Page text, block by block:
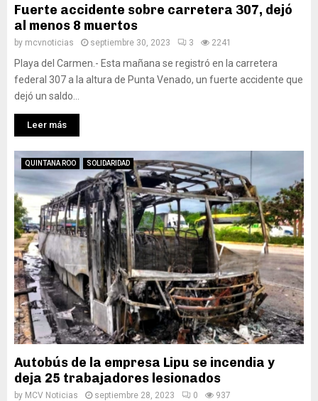
Fuerte accidente sobre carretera 307, dejó
al menos 8 muertos
by mcvnoticias septiembre 30, 2023 3 2241
Playa del Carmen.- Esta mañana se registró en la carretera
federal 307 a la altura de Punta Venado, un fuerte accidente que
dejó un saldo...
Leer más
QUINTANA ROO SOLIDARIDAD
Autobús de la empresa Lipu se incendia y
deja 25 trabajadores lesionados
by MCV Noticias septiembre 28, 2023 0 937